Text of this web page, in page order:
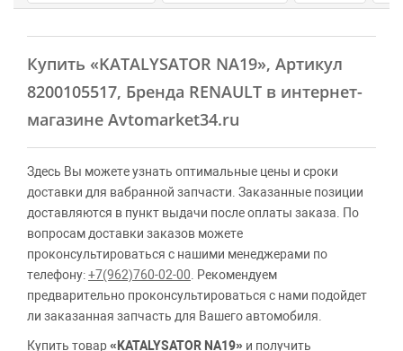
Купить «KATALYSATOR NA19», Артикул
8200105517, Бренда RENAULT в интернет-
магазине Avtomarket34.ru
Здесь Вы можете узнать оптимальные цены и сроки
доставки для вабранной запчасти. Заказанные позиции
доставляются в пункт выдачи после оплаты заказа. По
вопросам доставки заказов можете
проконсультироваться с нашими менеджерами по
телефону:+7(962)760-02-00 . Рекомендуем
предварительно проконсультироваться с нами подойдет
ли заказанная запчасть для Вашего автомобиля.
Купить товар«KATALYSATOR NA19» и получить